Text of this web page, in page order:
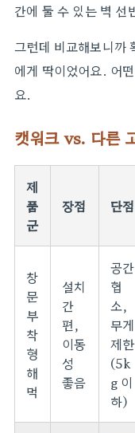
간에 둘 수 있는 벽 선
그런데 비교해보니까
에게 딱이었어요. 어
요.
캣워크 vs. 다른
제
품
군
장점 단점
창
문
부
착
형
해
먹
설치
간
편,
이동
성
좋음
공간
협
소,
무게
제한
(5k
g 이
하)